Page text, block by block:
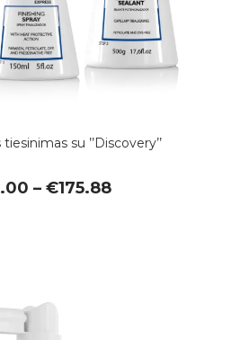
su ’’Discovery’’
– €175.88Price